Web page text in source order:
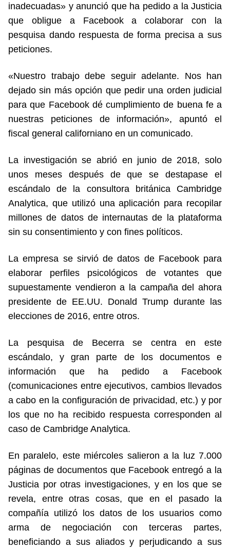
inadecuadas» y anunció que ha pedido a la Justicia
que obligue a Facebook a colaborar con la
pesquisa dando respuesta de forma precisa a sus
peticiones.
«Nuestro trabajo debe seguir adelante. Nos han
dejado sin más opción que pedir una orden judicial
para que Facebook dé cumplimiento de buena fe a
nuestras peticiones de información», apuntó el
fiscal general californiano en un comunicado.
La investigación se abrió en junio de 2018, solo
unos meses después de que se destapase el
escándalo de la consultora británica Cambridge
Analytica, que utilizó una aplicación para recopilar
millones de datos de internautas de la plataforma
sin su consentimiento y con fines políticos.
La empresa se sirvió de datos de Facebook para
elaborar perfiles psicológicos de votantes que
supuestamente vendieron a la campaña del ahora
presidente de EE.UU. Donald Trump durante las
elecciones de 2016, entre otros.
La pesquisa de Becerra se centra en este
escándalo, y gran parte de los documentos e
información que ha pedido a Facebook
(comunicaciones entre ejecutivos, cambios llevados
a cabo en la configuración de privacidad, etc.) y por
los que no ha recibido respuesta corresponden al
caso de Cambridge Analytica.
En paralelo, este miércoles salieron a la luz 7.000
páginas de documentos que Facebook entregó a la
Justicia por otras investigaciones, y en los que se
revela, entre otras cosas, que en el pasado la
compañía utilizó los datos de los usuarios como
arma de negociación con terceras partes,
beneficiando a sus aliados y perjudicando a sus